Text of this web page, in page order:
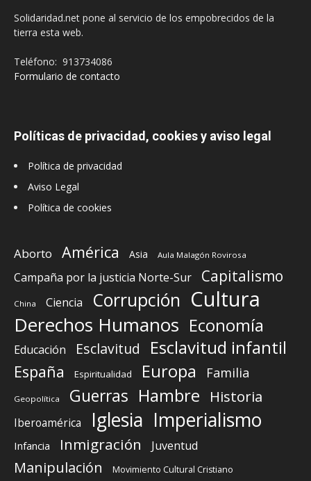
Solidaridad.net pone al servicio de los empobrecidos de la
tierra esta web.
Teléfono: 913734086
Formulario de contacto
Políticas de privacidad, cookies y aviso legal
Política de privacidad
Aviso Legal
Política de cookies
Aborto América Asia Aula Malagón Rovirosa
Campaña por la justicia Norte-Sur Capitalismo
China Ciencia Corrupción Cultura
Derechos Humanos Economía
Educación Esclavitud Esclavitud infantil
España Espiritualidad Europa Familia
Geopolítica Guerras Hambre Historia
Iberoamérica Iglesia Imperialismo
Infancia Inmigración Juventud
Manipulación Movimiento Cultural Cristiano